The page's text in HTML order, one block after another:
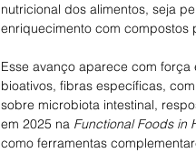
nutricional dos alimentos, seja
enriquecimento com compostos
Esse avanço aparece com
bioativos, fibras específicas,
sobre microbiota intestinal,
em 2025 na Functional Foods in
como ferramentas